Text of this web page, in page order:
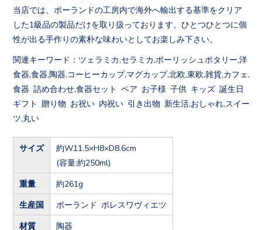
当店では、ポーランドの工房内で海外へ輸出する基準をクリア
した1級品の製品だけを取り扱っております。ひとつひとつに個
性が出る手作りの素朴な味わいとしてお楽しみ下さい。
関連キーワード：ツェラミカ,セラミカ,ポーリッシュポタリー,洋
食器,食器,陶器,コーヒーカップ,マグカップ,北欧,東欧,雑貨,カフェ,
食器 詰め合わせ,食器セット ペア お子様 子供 キッズ 誕生日
ギフト 贈り物 お祝い 内祝い 引き出物 新生活,おしゃれ,スイー
ツ,丸い
サイズ
約W11.5×H8×D8.6cm
(容量:約250ml)
重量 約261g
生産国 ポーランド ボレスワヴィエツ
材質 陶器